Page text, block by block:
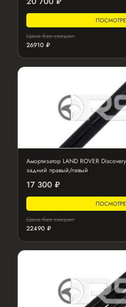
Цена без скидки:
26910 ₽
Амортизатор LAND ROVER
задний правый/левый
17 300 ₽
Цена без скидки:
22490 ₽